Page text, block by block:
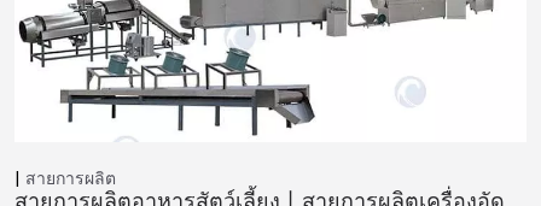
สายการผลิต